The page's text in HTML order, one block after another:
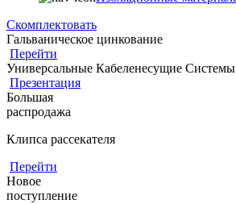
Скомплектовать
Гальваническое цинкование
Перейти
Универсальные Кабеленесущие Системы
Презентация
Большая
распродажа
Клипса рассекателя
Перейти
Новое
поступление